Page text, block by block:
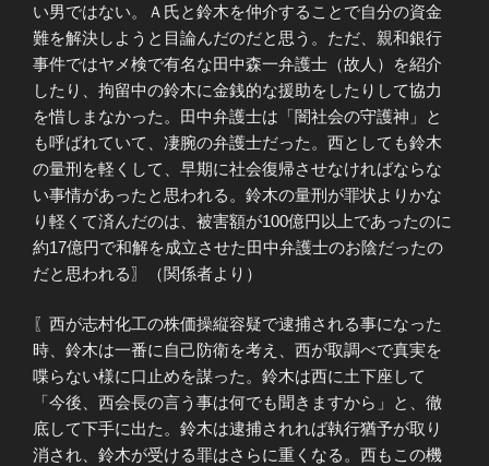
い男ではない。Ａ氏と鈴木を仲介することで自分の資金
難を解決しようと目論んだのだと思う。ただ、親和銀行
事件ではヤメ検で有名な田中森一弁護士（故人）を紹介
したり、拘留中の鈴木に金銭的な援助をしたりして協力
を惜しまなかった。田中弁護士は「闇社会の守護神」と
も呼ばれていて、凄腕の弁護士だった。西としても鈴木
の量刑を軽くして、早期に社会復帰させなければならな
い事情があったと思われる。鈴木の量刑が罪状よりかな
り軽くて済んだのは、被害額が100億円以上であったのに
約17億円で和解を成立させた田中弁護士のお陰だったの
だと思われる〗（関係者より）
〖西が志村化工の株価操縦容疑で逮捕される事になった
時、鈴木は一番に自己防衛を考え、西が取調べで真実を
喋らない様に口止めを謀った。鈴木は西に土下座して
「今後、西会長の言う事は何でも聞きますから」と、徹
底して下手に出た。鈴木は逮捕されれば執行猶予が取り
消され、鈴木が受ける罪はさらに重くなる。西もこの機